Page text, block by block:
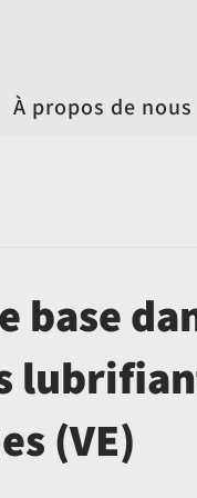
À propos de nous
base
(VE)